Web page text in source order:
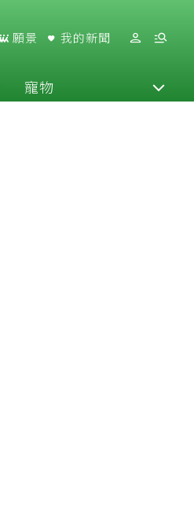
願景 我的新聞
寵物